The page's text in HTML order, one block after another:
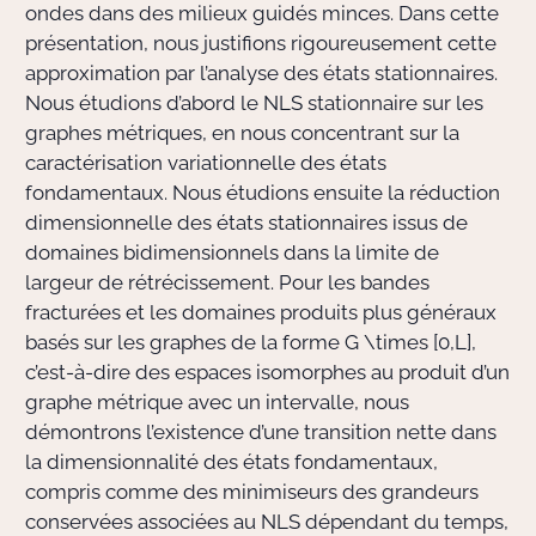
ondes dans des milieux guidés minces. Dans cette
présentation, nous justifions rigoureusement cette
approximation par l’analyse des états stationnaires.
Nous étudions d’abord le NLS stationnaire sur les
graphes métriques, en nous concentrant sur la
caractérisation variationnelle des états
fondamentaux. Nous étudions ensuite la réduction
dimensionnelle des états stationnaires issus de
domaines bidimensionnels dans la limite de
largeur de rétrécissement. Pour les bandes
fracturées et les domaines produits plus généraux
basés sur les graphes de la forme G \times [0,L],
c’est-à-dire des espaces isomorphes au produit d’un
graphe métrique avec un intervalle, nous
démontrons l’existence d’une transition nette dans
la dimensionnalité des états fondamentaux,
compris comme des minimiseurs des grandeurs
conservées associées au NLS dépendant du temps,